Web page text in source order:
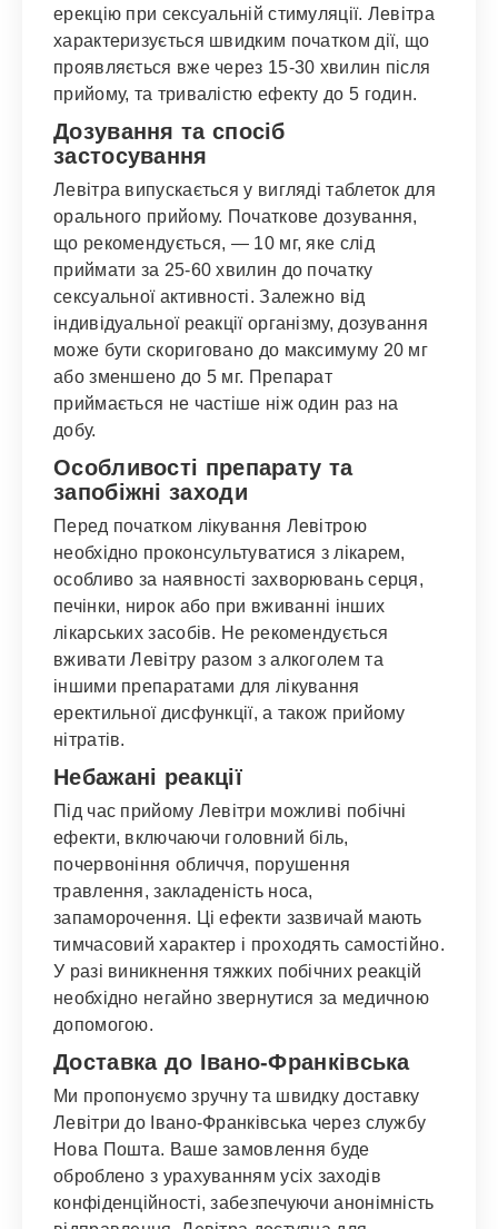
ерекцію при сексуальній стимуляції. Левітра
характеризується швидким початком дії, що
проявляється вже через 15-30 хвилин після
прийому, та тривалістю ефекту до 5 годин.
Дозування та спосіб
застосування
Левітра випускається у вигляді таблеток для
орального прийому. Початкове дозування,
що рекомендується, — 10 мг, яке слід
приймати за 25-60 хвилин до початку
сексуальної активності. Залежно від
індивідуальної реакції організму, дозування
може бути скориговано до максимуму 20 мг
або зменшено до 5 мг. Препарат
приймається не частіше ніж один раз на
добу.
Особливості препарату та
запобіжні заходи
Перед початком лікування Левітрою
необхідно проконсультуватися з лікарем,
особливо за наявності захворювань серця,
печінки, нирок або при вживанні інших
лікарських засобів. Не рекомендується
вживати Левітру разом з алкоголем та
іншими препаратами для лікування
еректильної дисфункції, а також прийому
нітратів.
Небажані реакції
Під час прийому Левітри можливі побічні
ефекти, включаючи головний біль,
почервоніння обличчя, порушення
травлення, закладеність носа,
запаморочення. Ці ефекти зазвичай мають
тимчасовий характер і проходять самостійно.
У разі виникнення тяжких побічних реакцій
необхідно негайно звернутися за медичною
допомогою.
Доставка до Івано-Франківська
Ми пропонуємо зручну та швидку доставку
Левітри до Івано-Франківська через службу
Нова Пошта. Ваше замовлення буде
оброблено з урахуванням усіх заходів
конфіденційності, забезпечуючи анонімність